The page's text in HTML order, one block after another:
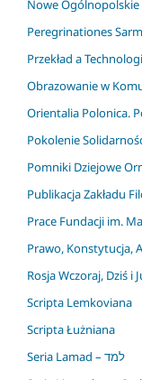
Nowe
Peregrinationes
Przekład a
Obrazowanie w
Orientalia Polonica.
Pokolenie
Pomniki Dziejowe
Publikacja Zakładu
Prace Fundacji im.
Prawo, Konstytucja,
Rosja Wczoraj, Dziś i
Scripta Lemkoviana
Scripta Łużniana
Seria Lamad – למד